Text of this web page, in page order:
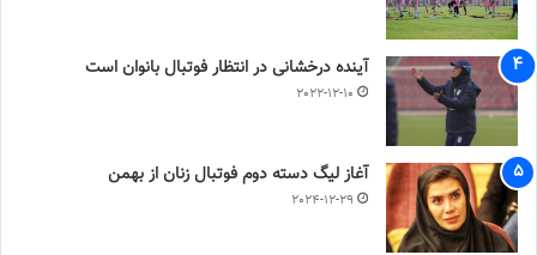
آینده درخشانی در انتظار فوتبال بانوان است
2022-12-10
آغاز لیگ دسته دوم فوتبال زنان از بهمن
2024-12-29